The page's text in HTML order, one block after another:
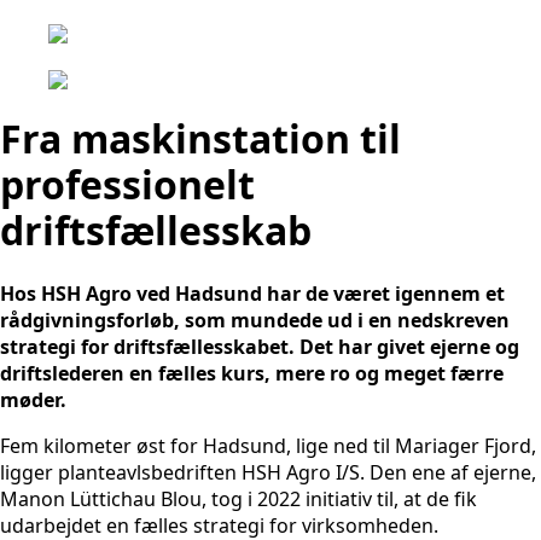
Fra maskinstation til
professionelt
driftsfællesskab
Hos HSH Agro ved Hadsund har de været igennem et
rådgivningsforløb, som mundede ud i en nedskreven
strategi for driftsfællesskabet. Det har givet ejerne og
driftslederen en fælles kurs, mere ro og meget færre
møder.
Fem kilometer øst for Hadsund, lige ned til Mariager Fjord,
ligger planteavlsbedriften HSH Agro I/S. Den ene af ejerne,
Manon Lüttichau Blou, tog i 2022 initiativ til, at de fik
udarbejdet en fælles strategi for virksomheden.